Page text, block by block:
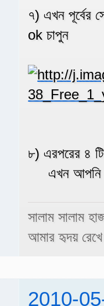
৭) এখন পূর্বের
ok চাপুন
৮) এরপরের ৪
এখন আপনি
সালাম সালাম
আমার হৃদয় রেখে
2010-